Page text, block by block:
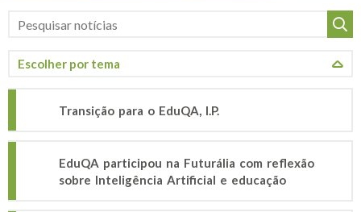
Transição para o EduQA, I.P.
EduQA participou na Futurália com reflexão
sobre Inteligência Artificial e educação